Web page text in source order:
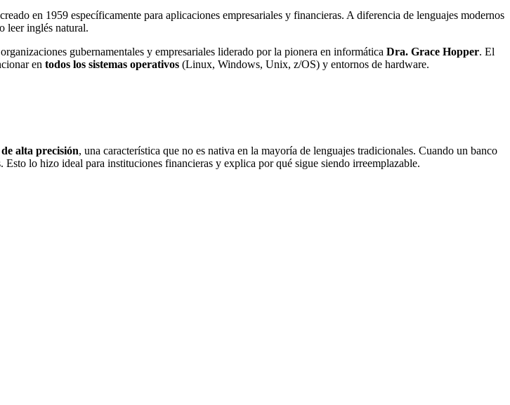
creado en 1959 específicamente para aplicaciones empresariales y financieras. A diferencia de lenguajes modernos
leer inglés natural.
gubernamentales y empresariales liderado por la pionera en informática Dra. Grace Hopper. El
en todos los sistemas operativos (Linux, Windows, Unix, z/OS) y entornos de hardware.
alta precisión, una característica que no es nativa en la mayoría de lenguajes tradicionales. Cuando un banco
lo hizo ideal para instituciones financieras y explica por qué sigue siendo irreemplazable.